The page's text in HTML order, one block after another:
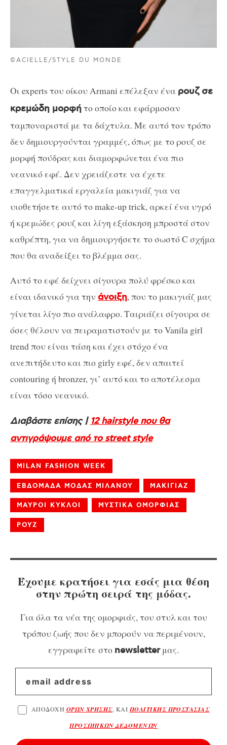
©ACIELLE/STYLE DU MONDE
Οι experts του οίκου Armani επέλεξαν ένα ρουζ σε
κρεμώδη μορφήτο οποίο και εφάρμοσαν
ταμποναριστά με τα δάχτυλα. Με αυτό τον τρόπο
δεν δημιουργούνται γραμμές, όπως με το ρουζ σε
μορφή πούδρας και διαμορφώνεται ένα πιο
νεανικό εφέ. Δεν χρειάζεστε να έχετε
επαγγελματικά εργαλεία μακιγιάζ για να
υιοθετήσετε αυτό το make-up trick, αρκεί ένα υγρό
ή κρεμώδες ρουζ και λίγη εξάσκηση μπροστά στον
καθρέπτη, για να δημιουργήσετε το σωστό C σχήμα
που θα αναδείξει το βλέμμα σας.
Αυτό το εφέ δείχνει σίγουρα πολύ φρέσκο και
είναι ιδανικό για την άνοιξη, που το μακιγιάζ μας
γίνεται λίγο πιο ανάλαφρο. Ταιριάζει σίγουρα σε
όσες θέλουν να πειραματιστούν με το Vanila girl
trend που είναι τάση και έχει στόχο ένα
ανεπιτήδευτο και πιο girly εφέ, δεν απαιτεί
contouring ή bronzer, γι’ αυτό και το αποτέλεσμα
είναι τόσο νεανικό.
Διαβάστε επίσης | 12 hairstyle που θα
αντιγράψουμε από το street style
MILAN FASHION WEEK
ΕΒΔΟΜΑΔΑ ΜΟΔΑΣ ΜΙΛΑΝΟΥ ΜΑΚΙΓΙΑΖ
ΜΑΥΡΟΙ ΚΥΚΛΟΙ ΜΥΣΤΙΚΑ ΟΜΟΡΦΙΑΣ
ΡΟΥΖ
Έχουμε κρατήσει για εσάς μια θέση
στην πρώτη σειρά της μόδας.
Για όλα τα νέα της ομορφιάς, του στυλ και του
τρόπου ζωής που δεν μπορούν να περιμένουν,
εγγραφείτε στο newsletterμας.
ΑΠΟΔΟΧΗ ΟΡΩΝ ΧΡΗΣΗΣ, ΚΑΙ ΠΟΛΙΤΙΚΗΣ ΠΡΟΣΤΑΣΙΑΣ
ΠΡΟΣΩΠΙΚΩΝ ΔΕΔΟΜΕΝΩΝ